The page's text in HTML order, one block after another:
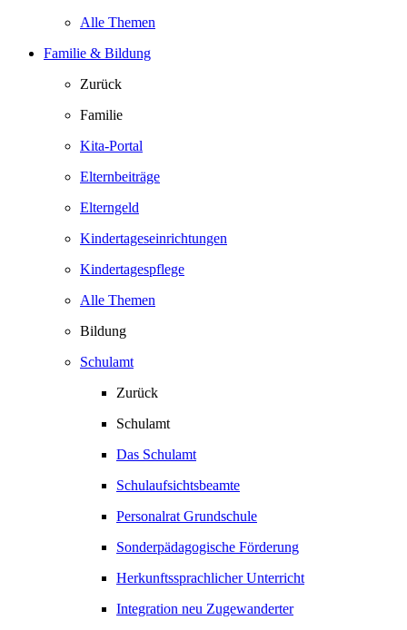
Alle Themen
Familie & Bildung
Zurück
Familie
Kita-Portal
Elternbeiträge
Elterngeld
Kindertageseinrichtungen
Kindertagespflege
Alle Themen
Bildung
Schulamt
Zurück
Schulamt
Das Schulamt
Schulaufsichtsbeamte
Personalrat Grundschule
Sonderpädagogische Förderung
Herkunftssprachlicher Unterricht
Integration neu Zugewanderter